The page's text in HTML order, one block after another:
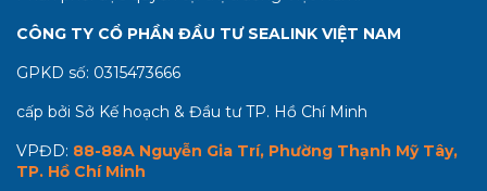
CÔNG TY CỔ PHẦN ĐẦU TƯ SEALINK VIỆT NAM
GPKD số: 0315473666
cấp bởi Sở Kế hoạch & Đầu tư TP. Hồ Chí Minh
VPĐD: 88-88A Nguyễn Gia Trí, Phường Thạnh Mỹ Tây,
TP. Hồ Chí Minh